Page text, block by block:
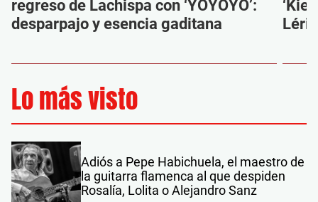
regreso de Lachispa con ‘YOYOYO’:
desparpajo y esencia gaditana
Lo más visto
Adiós a Pepe Habichuela, el maestro de
la guitarra flamenca al que despiden
Rosalía, Lolita o Alejandro Sanz